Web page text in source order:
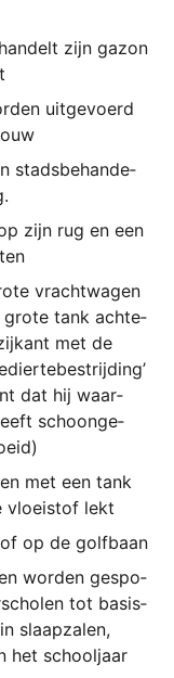
zijn gazon
uit­ge­voerd
sta­dsbe­han­de­
zijn rug en een
vracht­wa­gen
gro­te tank ach­te­
met de
dat hij waar­
scho­on­ge­
met een tank
vlo­ei­s­tof lekt
op de golfbaan
wor­den gespo­
tot basis­
slaap­za­len,
het schooljaar